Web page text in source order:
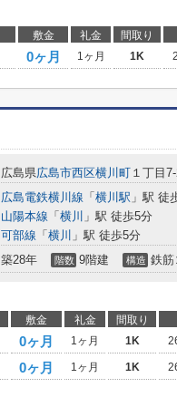
敷金 礼金 間取り
0ヶ月 1ヶ月 1K
広島県広島市西区横川町 １丁目
広島電鉄横川線 「 横川駅 」駅 徒
山陽本線 「 横川 」駅 徒歩5分
可部線 「 横川 」駅 徒歩5分
築28年 階数 9階建 構造 鉄筋
敷金 礼金 間取り
0ヶ月 1ヶ月 1K
0ヶ月 1ヶ月 1K